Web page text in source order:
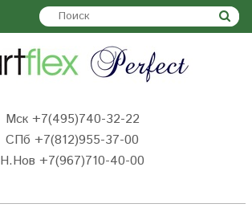
Мск +7(495)740-32-22
СПб +7(812)955-37-00
Н.Нов +7(967)710-40-00